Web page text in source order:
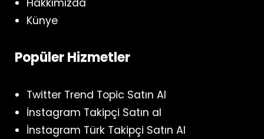
Hakkımızda
Künye
Popüler Hizmetler
Twitter Trend Topic Satın Al
İnstagram Takipçi Satın al
İnstagram Türk Takipçi Satın Al